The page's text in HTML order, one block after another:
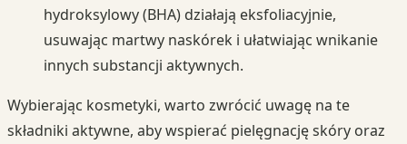
hydroksylowy (BHA) działają eksfoliacyjnie,
usuwając martwy naskórek i ułatwiając wnikanie
innych substancji aktywnych.
Wybierając kosmetyki, warto zwrócić uwagę na te
składniki aktywne, aby wspierać pielęgnację skóry oraz